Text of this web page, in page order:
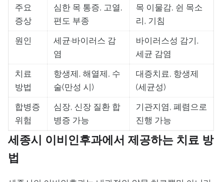
주요
증상
심한 목 통증, 고열,
편도 부종
목 이물감, 쉰 목소
리, 기침
원인
세균·바이러스 감
염
바이러스성 감기,
세균 감염
치료
방법
항생제, 해열제, 수
술(만성 시)
대증치료, 항생제
(세균성)
합병증
위험
심장, 신장 질환 합
병증 가능
기관지염, 폐렴으로
진행 가능
세종시 이비인후과에서 제공하는 치료 방
법